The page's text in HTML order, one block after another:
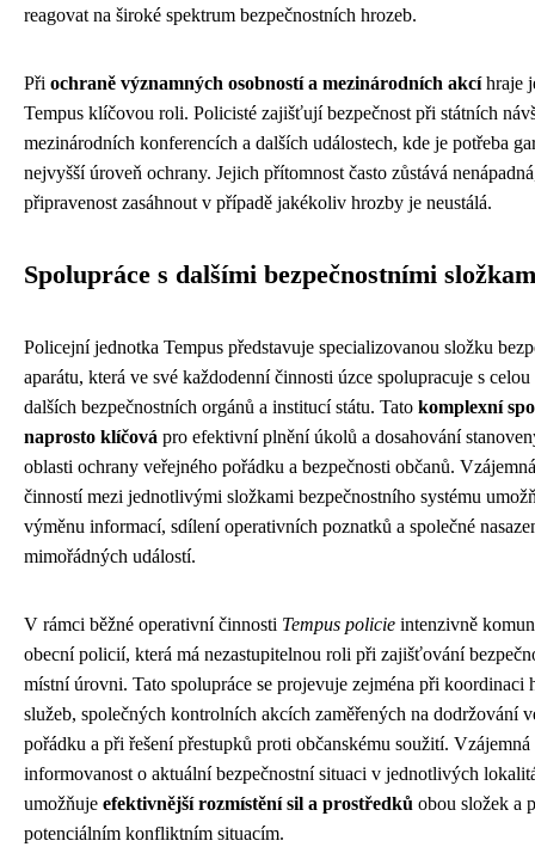
reagovat na široké spektrum bezpečnostních hrozeb.
Při ochraně významných osobností a mezinárodních akcíhraje
Tempus klíčovou roli. Policisté zajišťují bezpečnost při státních
mezinárodních konferencích a dalších událostech, kde je potřeba
nejvyšší úroveň ochrany. Jejich přítomnost často zůstává
připravenost zasáhnout v případě jakékoliv hrozby je neustálá.
Spolupráce s dalšími bezpečnostními
Policejní jednotka Tempus představuje specializovanou složku
aparátu, která ve své každodenní činnosti úzce spolupracuje s celou
dalších bezpečnostních orgánů a institucí státu. Tato komplexní
naprosto klíčová pro efektivní plnění úkolů a dosahování
oblasti ochrany veřejného pořádku a bezpečnosti občanů.
činností mezi jednotlivými složkami bezpečnostního systému
výměnu informací, sdílení operativních poznatků a společné
mimořádných událostí.
V rámci běžné operativní činnosti Tempus policie intenzivně
obecní policií, která má nezastupitelnou roli při zajišťování
místní úrovni. Tato spolupráce se projevuje zejména při koordinaci
služeb, společných kontrolních akcích zaměřených na dodržování
pořádku a při řešení přestupků proti občanskému soužití. Vzájemná
informovanost o aktuální bezpečnostní situaci v jednotlivých
umožňuje efektivnější rozmístění sil a prostředků obou složek a
potenciálním konfliktním situacím.